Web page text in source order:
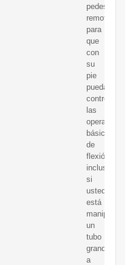
pedestal
remoto
para
que
con
su
pie
pueda
controlar
las
básicas
de
flexión
incluso
si
usted
está
un
tubo
grande
a